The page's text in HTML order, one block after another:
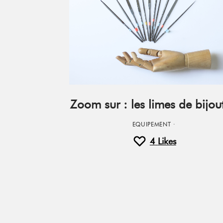
Zoom sur : les limes de
EQUIPEMENT ·
4 Likes